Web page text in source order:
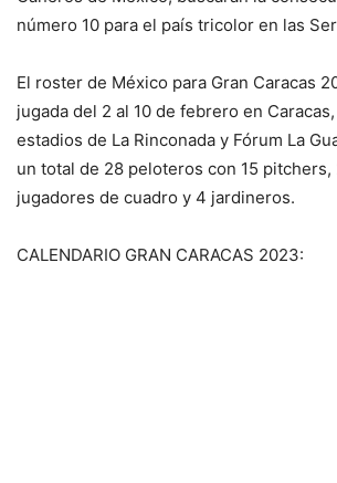
número 10 para el país tricolor en las
El roster de México para Gran Caracas
jugada del 2 al 10 de febrero en
estadios de La Rinconada y Fórum La
un total de 28 peloteros con 15
jugadores de cuadro y 4 jardineros.
CALENDARIO GRAN CARACAS 2023: